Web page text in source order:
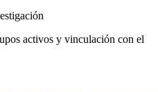
activos y vinculación con el